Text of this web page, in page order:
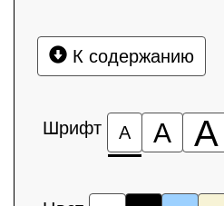
К содержанию
Шрифт А А А